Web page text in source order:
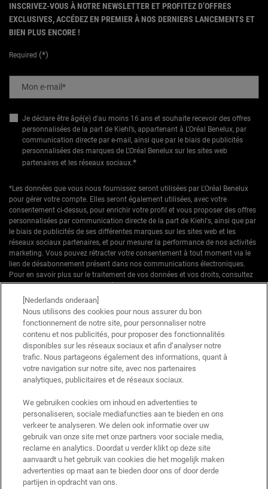
INSCRIVEZ-VOUS À NOTRE NEWSLETTER ET PROFITEZ D’OFFRES
EXCLUSIVES, ACCÉDEZ EN PREMIER À NOS DERNIERS LANCEMENTS ET
BIEN PLUS ENCORE !
Required (*)
Mon e-mail*
Je déclare être âgé(e) d'au moins 16 ans et souhaite recevoir des offres
personnalisées de la part de Kiehl’s, appartenant à L’Oréal Benelux, par
communication directe par e-mail, ainsi que par le biais de publicités
personnalisées des marques de L’Oréal Benelux sur les sites web
partenaires et les réseaux sociaux.*
*Les données que vous nous fournissez seront utilisées par L'Oréal Benelux
pour gérer votre compte. Elles seront également utilisées, avec votre
consentement ci-dessus, pour enrichir votre profil et vous proposer des offres
personnalisées par communication directe de la part de Kiehl's, ainsi que par
le biais de publicités de ses différentes marques sur les sites web et les
réseaux sociaux partenaires, et pour mesurer la performance de nos activités
marketing. Vous pouvez rétracter votre consentement à tout moment via le
lien de désabonnement présent dans nos communications électroniques.
Pour en savoir plus sur le traitement de vos données et vos droits, consultez
notrePolitique de confidentialité.
* Offre de bienvenue valable pour une première commande. Non cumulable
avec d'autres offres ou promotions en cours, mais cumulable avec les offres
'Cadeau avec achat' . Utilisation limitée à une seule fois par client. Non
applicable sur les éditions limitées & ensembles.
Ce site est protégé par Cloudflare et la politique de confidentialité et les conditions
dutilisation sappliquent.
S’INSCRIRE
Informations sur le fabricant
[Nederlands onderaan]
Nous utilisons des cookies pour nous assurer du bon
fonctionnement de notre site, pour personnaliser notre
contenu et nos publicités, pour proposer des fonctionnalités
disponibles sur les réseaux sociaux et afin d’analyser notre
trafic. Nous partageons également des informations, quant à
votre navigation sur notre site, avec nos partenaires
analytiques, publicitaires et de réseaux sociaux.
We gebruiken cookies om inhoud en advertenties te
personaliseren, sociale mediafuncties aan te bieden en ons
verkeer te analyseren. We delen ook informatie over uw
gebruik van onze site met onze partners voor sociale media,
reclame en analytics. Doordat u verder klikt op deze site
aanvaardt u het gebruik van cookies die het mogelijk maken
advertenties op maat aan te bieden door ons of door derde
partijen in opdracht van ons.